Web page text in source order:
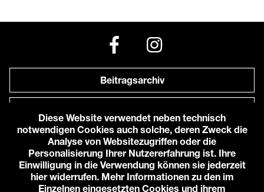
Beitragsarchiv
Anfahrt zu uns
© 2026 Karlstorbahnhof e.V.
Impressum
Diese Website verwendet neben technisch
notwendigen Cookies auch solche, deren Zweck die
Analyse von Websitezugriffen oder die
Personalisierung Ihrer Nutzererfahrung ist. Ihre
Einwilligung in die Verwendung können sie jederzeit
hier widerrufen. Mehr Informationen zu den im
Einzelnen eingesetzten Cookies und ihrem